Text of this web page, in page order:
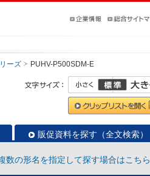
ーズ PUHV-P500SDM-E
販促資料を探す（全文検索）
数の形名を指定して探す場合はこちら